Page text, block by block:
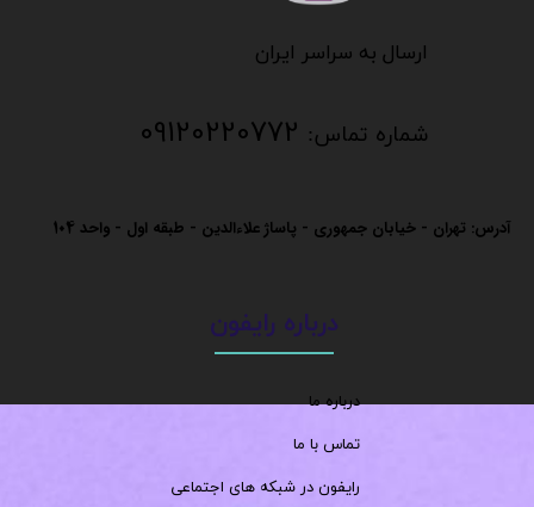
​​​​​​ارسال به سراسر ایران
شماره تماس: 09120220772
آدرس: تهران - خیابان جمهوری - پاساژ علاءالدین - طبقه اول - واحد 104
درباره رایفون
درباره ما
تماس با ما
رایفون در شبکه های اجتماعی